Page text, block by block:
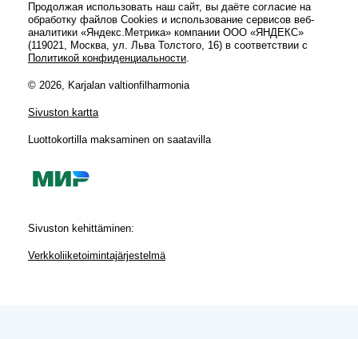
Продолжая использовать наш сайт, вы даёте согласие на
обработку файлов Cookies и использование сервисов веб-
аналитики «Яндекс.Метрика» компании ООО «ЯНДЕКС»
(119021, Москва, ул. Льва Толстого, 16) в соответствии с
Политикой конфиденциальности.
© 2026, Karjalan valtionfilharmonia
Sivuston kartta
Luottokortilla maksaminen on saatavilla
Sivuston kehittäminen:
Verkkoliiketoimintajärjestelmä